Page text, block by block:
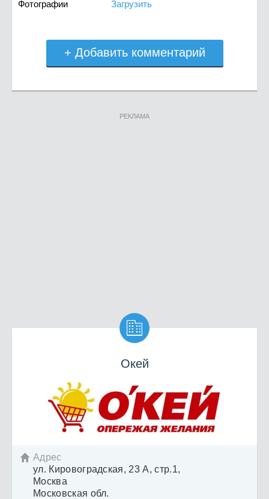
Фотографии Загрузить
+ Добавить комментарий
РЕКЛАМА

Окей
 Адрес
ул. Кировоградская, 23 А, стр.1,
Москва
Московская обл.